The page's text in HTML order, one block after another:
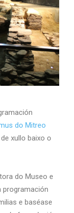
do Mitreo
xullo baixo o
do Museo e
programación
e baséase